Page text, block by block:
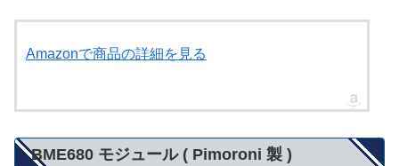
Amazonで商品の詳細を見る
BME680 モジュール ( Pimoroni 製 )